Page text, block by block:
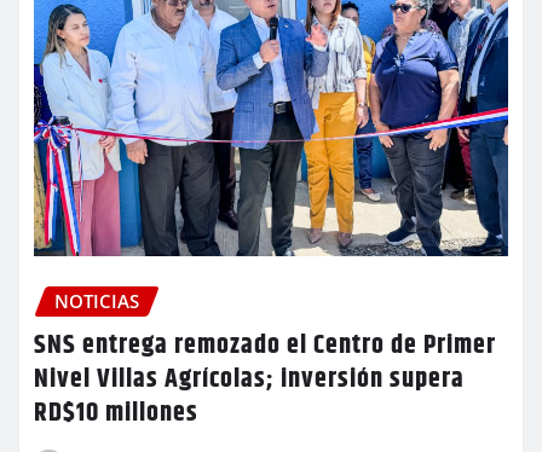
NOTICIAS
SNS entrega remozado el Centro de Primer
Nivel Villas Agrícolas; inversión supera
RD$10 millones